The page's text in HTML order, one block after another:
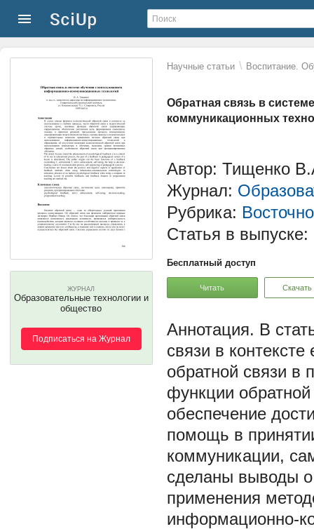
Научные статьи \ Воспитание.
Обратная связь в
коммуникационных
ЖУРНАЛ
Образовательные технологии и
общество
Подписаться на Журнал
Автор: Тищенко
Журнал:
Рубрика:
Статья в выпуске:
Бесплатный доступ
Читать Скачать
В
связи в
обратной связи в
функции
обеспечение
помощь в
коммуникации,
сделаны выводы
применения
информационно-